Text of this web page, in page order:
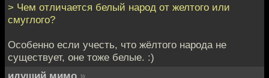
> Чем отличается белый народ от желтого или
смуглого?
Особенно если учесть, что жёлтого народа не
существует, оне тоже белые. :)
идущий мимо »